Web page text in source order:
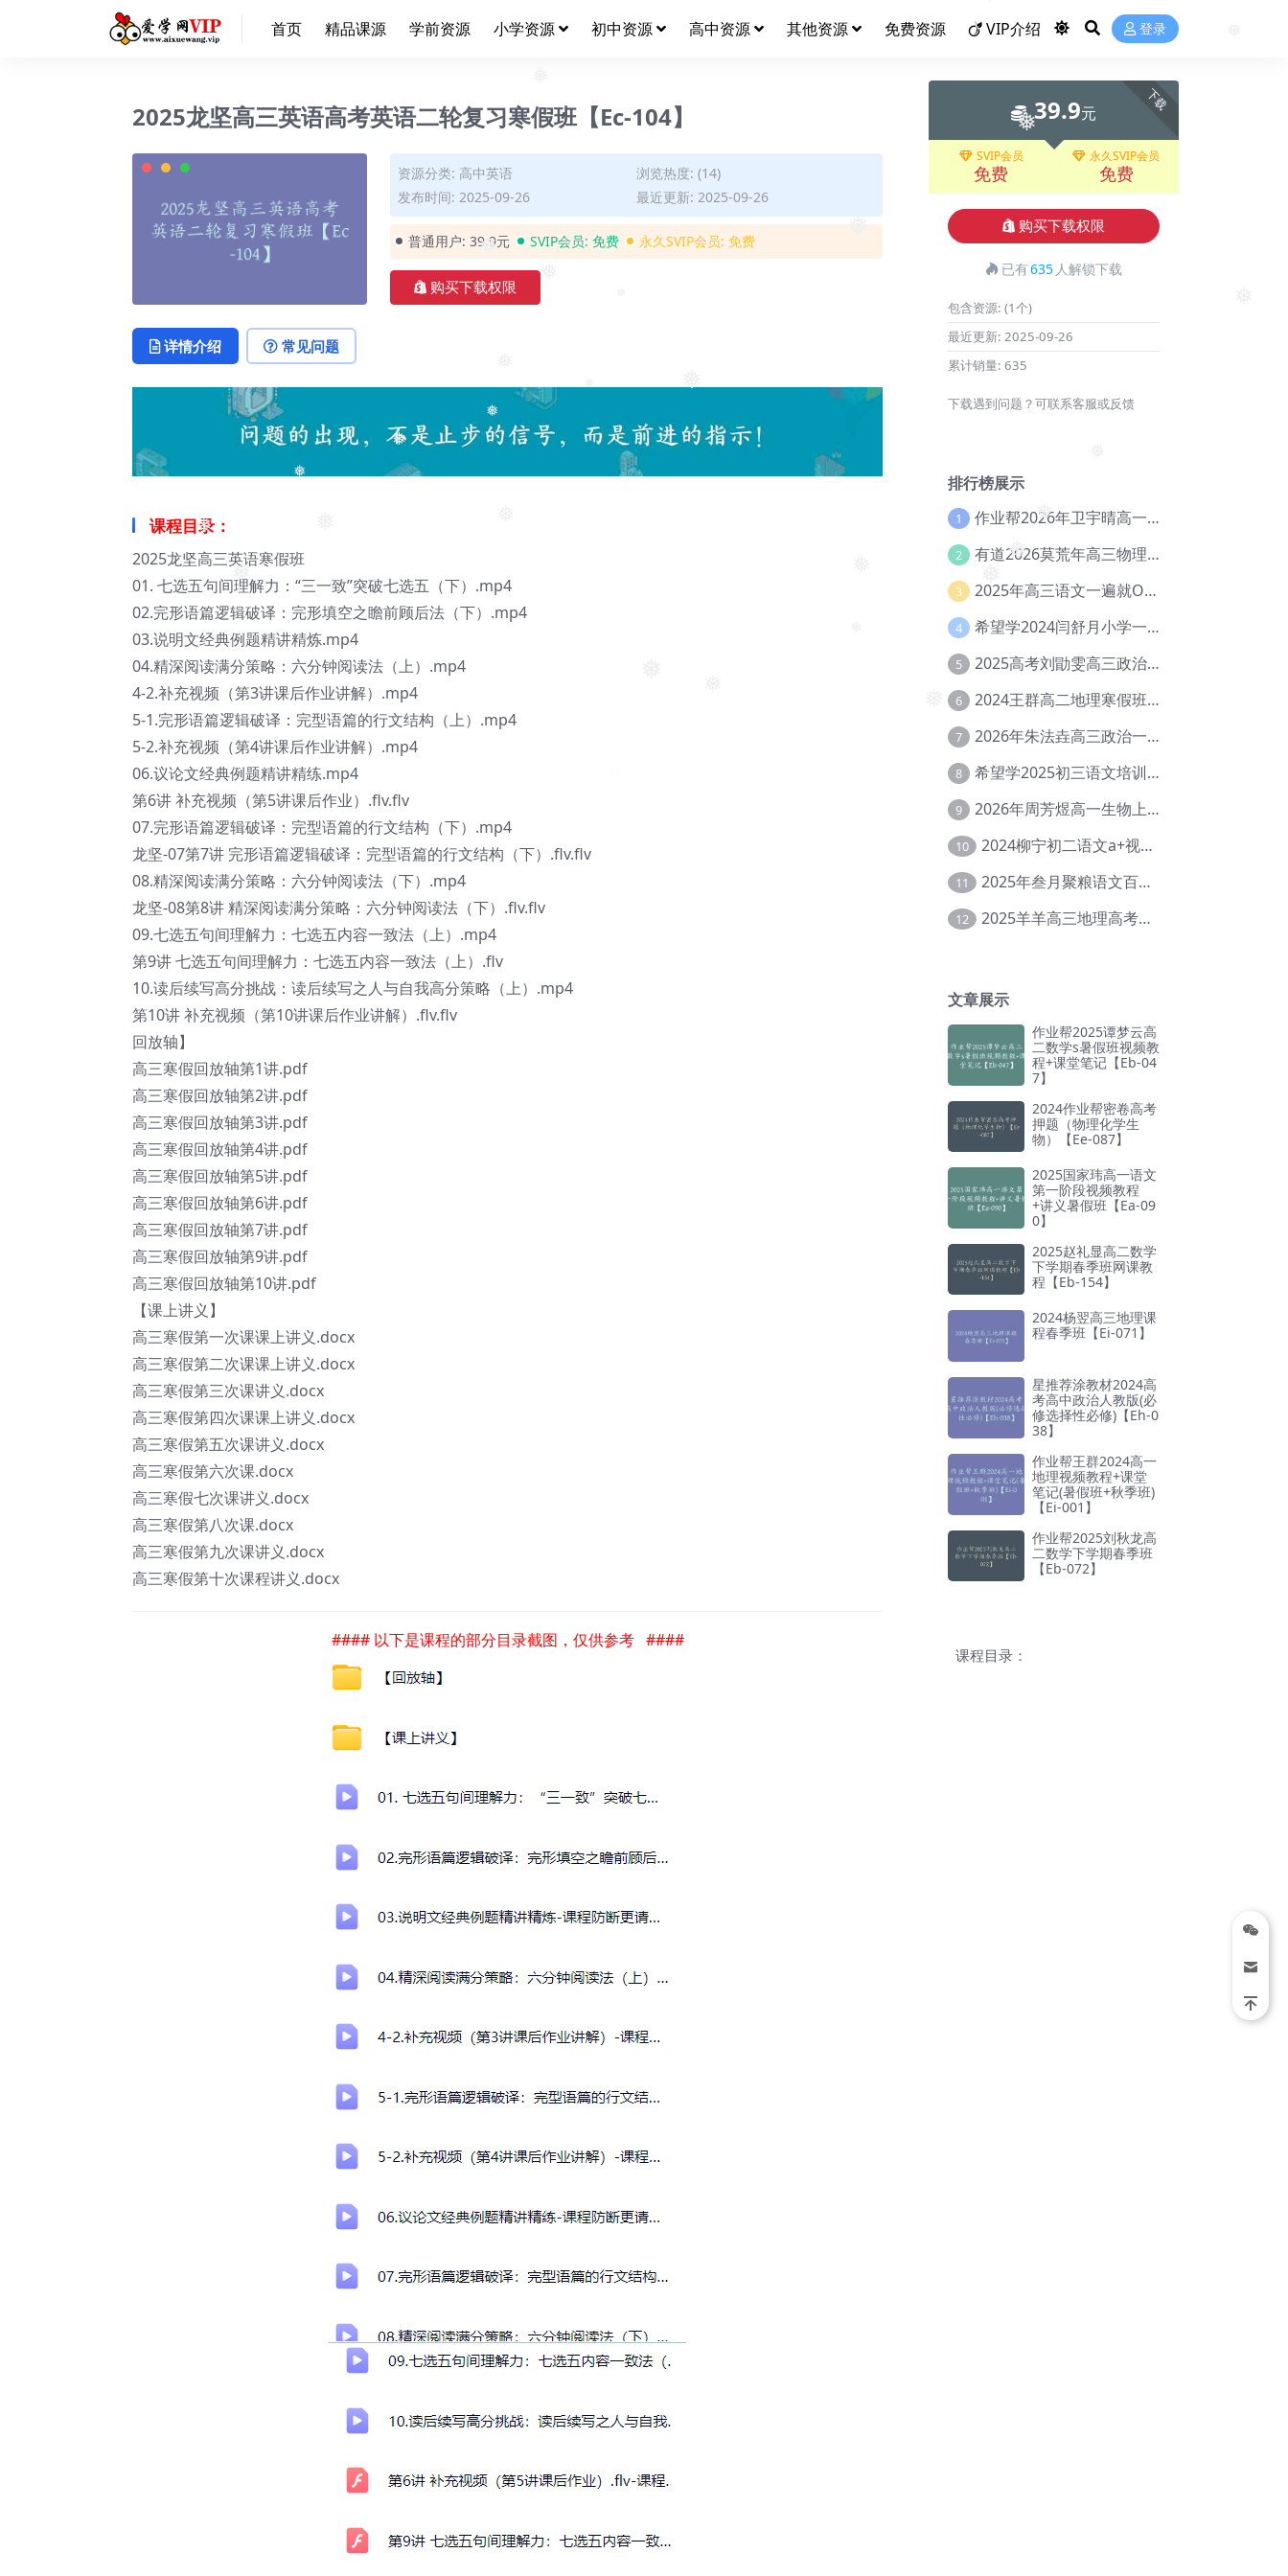
❅
❅
❅
❅ ❅
❅
❅
❅
❅
❅
❅
❅
❅
❅
❅
首页 精品课源 学前资源 小学资源 初中资源 高中资源 其他资源 免费资源 VIP介绍 登录
2025龙坚高三英语高考英语二轮复习寒假班【Ec-104】
资源分类: 高中英语
浏览热度: (14)
发布时间: 2025-09-26
最近更新: 2025-09-26
普通用户: 39.9元 SVIP会员: 免费 永久SVIP会员: 免费
购买下载权限
详情介绍 常见问题
课程目录：
2025龙坚高三英语寒假班
01. 七选五句间理解力：“三一致”突破七选五（下）.mp4
02.完形语篇逻辑破译：完形填空之瞻前顾后法（下）.mp4
03.说明文经典例题精讲精炼.mp4
04.精深阅读满分策略：六分钟阅读法（上）.mp4
4-2.补充视频（第3讲课后作业讲解）.mp4
5-1.完形语篇逻辑破译：完型语篇的行文结构（上）.mp4
5-2.补充视频（第4讲课后作业讲解）.mp4
06.议论文经典例题精讲精练.mp4
第6讲 补充视频（第5讲课后作业）.flv.flv
07.完形语篇逻辑破译：完型语篇的行文结构（下）.mp4
龙坚-07第7讲 完形语篇逻辑破译：完型语篇的行文结构（下）.flv.flv
08.精深阅读满分策略：六分钟阅读法（下）.mp4
龙坚-08第8讲 精深阅读满分策略：六分钟阅读法（下）.flv.flv
09.七选五句间理解力：七选五内容一致法（上）.mp4
第9讲 七选五句间理解力：七选五内容一致法（上）.flv
10.读后续写高分挑战：读后续写之人与自我高分策略（上）.mp4
第10讲 补充视频（第10讲课后作业讲解）.flv.flv
回放轴】
高三寒假回放轴第1讲.pdf
高三寒假回放轴第2讲.pdf
高三寒假回放轴第3讲.pdf
高三寒假回放轴第4讲.pdf
高三寒假回放轴第5讲.pdf
高三寒假回放轴第6讲.pdf
高三寒假回放轴第7讲.pdf
高三寒假回放轴第9讲.pdf
高三寒假回放轴第10讲.pdf
【课上讲义】
高三寒假第一次课课上讲义.docx
高三寒假第二次课课上讲义.docx
高三寒假第三次课讲义.docx
高三寒假第四次课课上讲义.docx
高三寒假第五次课讲义.docx
高三寒假第六次课.docx
高三寒假七次课讲义.docx
高三寒假第八次课.docx
高三寒假第九次课讲义.docx
高三寒假第十次课程讲义.docx
#### 以下是课程的部分目录截图，仅供参考 ####
下载
39.9元
SVIP会员
免费
永久SVIP会员
免费
购买下载权限
已有635 人解锁下载
包含资源: (1个)
最近更新: 2025-09-26
累计销量: 635
下载遇到问题？可联系客服或反馈
排行榜展示
1 作业帮2026年卫宇晴高一英语s上学期暑假班【冲顶班】【Ec-003】
2 有道2026莫荒年高三物理一轮复习暑假班网课教程【Ef-044】
3 2025年高三语文一遍就OK高中语文体系课【Ea-028】
4 希望学2024闫舒月小学一年级英语视频教程+讲义【Cc-004】
5 2025高考刘勖雯高三政治三轮复习网课教程【Eh-061】
6 2024王群高二地理寒假班教程【Ei-075】
7 2026年朱法垚高三政治一轮复习暑假班【Eh-041】
8 希望学2025初三语文培训班秋上A+班（秋上·全国版·A+）【Da-031】
9 2026年周芳煜高一生物上学期网课教程【Ee-056】
10 2024柳宁初二语文a+视频教程+课堂笔记+讲义（暑假班+秋季班）【Da-003】
11 2025年叁月聚粮语文百日冲刺｜荡平玄学诅咒【Ea-001】
12 2025羊羊高三地理高考复习视频教程+讲义【Ei-051】
文章展示
作业帮2025谭梦云高
二数学s暑假班视频教
程+课堂笔记【Eb-04
7】
2024作业帮密卷高考
押题（物理化学生
物）【Ee-087】
2025国家玮高一语文
第一阶段视频教程
+讲义暑假班【Ea-09
0】
2025赵礼显高二数学
下学期春季班网课教
程【Eb-154】
2024杨翌高三地理课
程春季班【Ei-071】
星推荐涂教材2024高
考高中政治人教版(必
修选择性必修)【Eh-0
38】
作业帮王群2024高一
地理视频教程+课堂
笔记(暑假班+秋季班)
【Ei-001】
作业帮2025刘秋龙高
二数学下学期春季班
【Eb-072】
课程目录：